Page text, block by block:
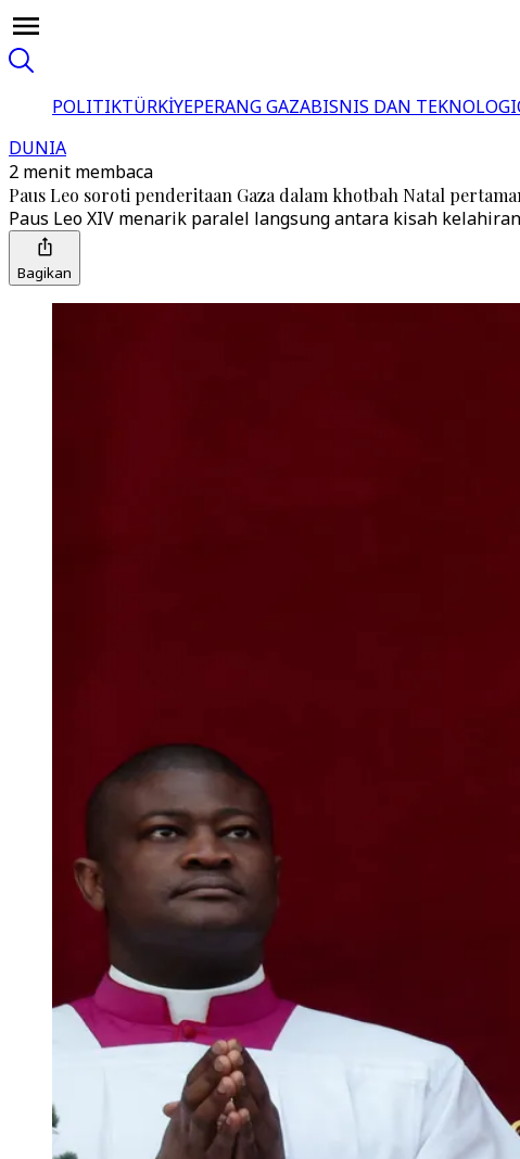
POLITIKTÜRKİYEPERANG GAZABISNIS DAN TEKNOLOGI
DUNIA
2 menit membaca
Paus Leo soroti penderitaan Gaza dalam khotbah Natal
Paus Leo XIV menarik paralel langsung antara kisah
Bagikan